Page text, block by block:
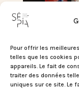
Pour offrir les
telles que les cookies
appareils. Le fait de
traiter des données
uniques sur ce site. Le